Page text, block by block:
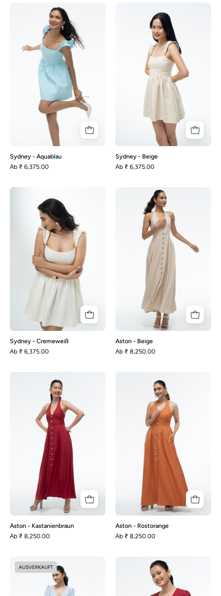
Sydney
-
Aquablau
Sydney - Aquablau
Аb ₹ 6,375.00
-
Beige
Sydney - Beige
Аb ₹ 6,375.00
-
Cremeweiß
Sydney - Cremeweiß
Аb ₹ 6,375.00
Aston
-
Beige
Aston - Beige
Аb ₹ 8,250.00
Aston
-
Kastanienbraun
Aston - Kastanienbraun
Аb ₹ 8,250.00
-
Rostorange
Aston - Rostorange
Аb ₹ 8,250.00
-
Staubblau
AUSVERKAUFT
Audrey
-
Kastanienbraun